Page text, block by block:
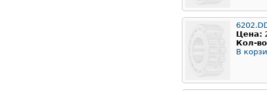
Цена:
Кол-
В